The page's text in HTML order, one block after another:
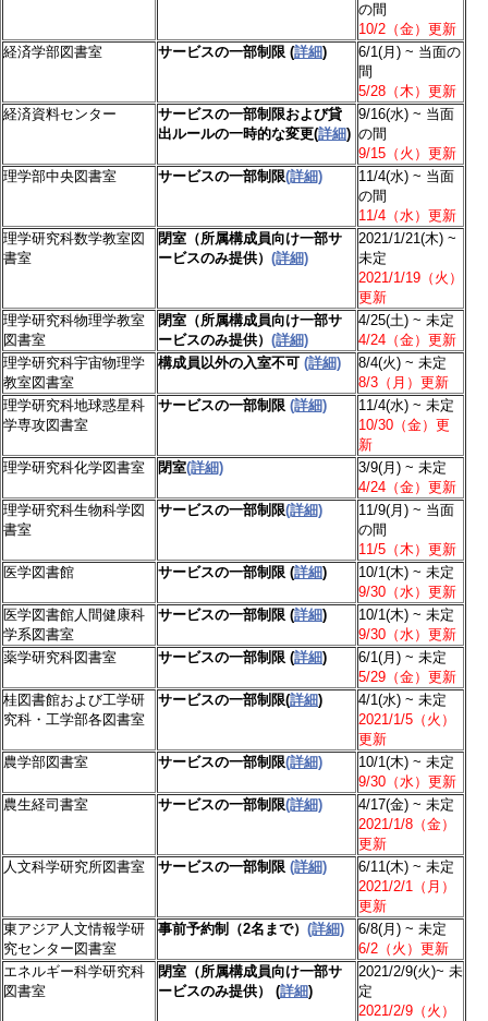
の間
10/2（金）更新
経済学部図書室
サービスの一部制限 (詳細)
6/1(月) ~ 当面の
間
5/28（木）更新
経済資料センター
サービスの一部制限および貸
出ルールの一時的な変更(詳細)
9/16(水) ~ 当面
の間
9/15（火）更新
理学部中央図書室
サービスの一部制限(詳細)
11/4(水) ~ 当面
の間
11/4（水）更新
理学研究科数学教室図
書室
閉室（所属構成員向け一部サ
ービスのみ提供） (詳細)
2021/1/21(木) ~
未定
2021/1/19（火）
更新
理学研究科物理学教室
図書室
閉室（所属構成員向け一部サ
ービスのみ提供） (詳細)
4/25(土) ~ 未定
4/24（金）更新
理学研究科宇宙物理学
教室図書室
構成員以外の入室不可 (詳細)
8/4(火) ~ 未定
8/3（月）更新
理学研究科地球惑星科
学専攻図書室
サービスの一部制限 (詳細)
11/4(水) ~ 未定
10/30（金）更
新
理学研究科化学図書室
閉室(詳細)
3/9(月) ~ 未定
4/24（金）更新
理学研究科生物科学図
書室
サービスの一部制限(詳細)
11/9(月) ~ 当面
の間
11/5（木）更新
医学図書館
サービスの一部制限 (詳細)
10/1(木) ~ 未定
9/30（水）更新
医学図書館人間健康科
学系図書室
サービスの一部制限 (詳細)
10/1(木) ~ 未定
9/30（水）更新
薬学研究科図書室
サービスの一部制限 (詳細)
6/1(月) ~ 未定
5/29（金）更新
桂図書館および工学研
究科・工学部各図書室
サービスの一部制限(詳細)
4/1(水) ~ 未定
2021/1/5（火）
更新
農学部図書室
サービスの一部制限(詳細)
10/1(木) ~ 未定
9/30（水）更新
農生経司書室
サービスの一部制限(詳細)
4/17(金) ~ 未定
2021/1/8（金）
更新
人文科学研究所図書室
サービスの一部制限 (詳細)
6/11(木) ~ 未定
2021/2/1（月）
更新
東アジア人文情報学研
究センター図書室
事前予約制（2名まで） (詳細)
6/8(月) ~ 未定
6/2（火）更新
エネルギー科学研究科
図書室
閉室（所属構成員向け一部サ
ービスのみ提供） (詳細)
2021/2/9(火)~ 未
定
2021/2/9（火）